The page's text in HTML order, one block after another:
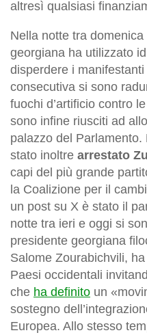
altresì qualsiasi
Nella notte tra
georgiana ha utilizzato
disperdere i
consecutiva si sono
fuochi d’artificio contro
sono infine riusciti ad
palazzo del
stato inoltre arrestato
capi del più grande
la Coalizione per il
un post su X è stato il
notte tra ieri e oggi si
presidente georgiana
Salome Zourabichvili,
Paesi occidentali
che ha definito un
sostegno
Europea. Allo stesso